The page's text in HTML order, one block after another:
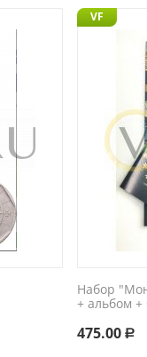
VF
Набор
+ альбом +
475.00 Р